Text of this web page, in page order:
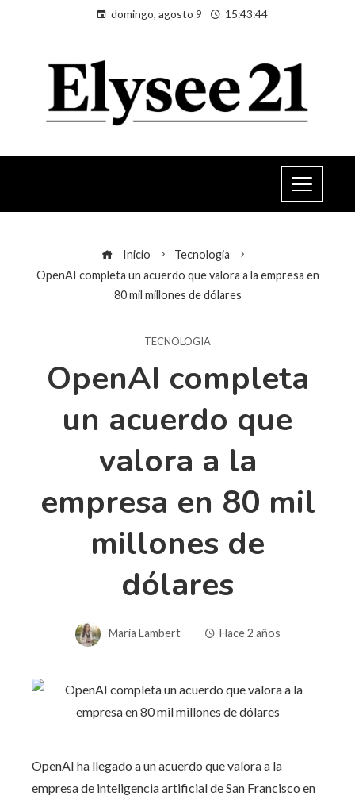
domingo, agosto 9 15:43:44
Inicio
Tecnologia
OpenAI completa un acuerdo que valora a la empresa en
80 mil millones de dólares
TECNOLOGIA
OpenAI completa
un acuerdo que
valora a la
empresa en 80 mil
millones de
dólares
Maria Lambert Hace 2 años
OpenAI ha llegado a un acuerdo que valora a la
empresa de inteligencia artificial de San Francisco en